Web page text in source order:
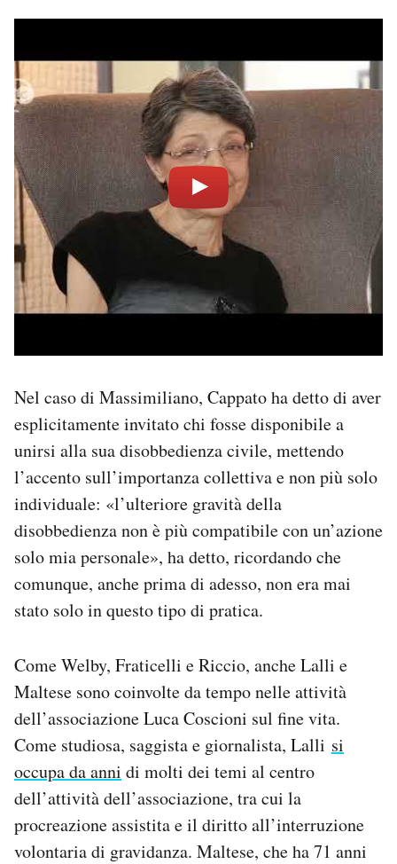
Nel caso di Massimiliano, Cappato ha detto di aver
esplicitamente invitato chi fosse disponibile a
unirsi alla sua disobbedienza civile, mettendo
l’accento sull’importanza collettiva e non più solo
individuale: «l’ulteriore gravità della
disobbedienza non è più compatibile con un’azione
solo mia personale», ha detto, ricordando che
comunque, anche prima di adesso, non era mai
stato solo in questo tipo di pratica.
Come Welby, Fraticelli e Riccio, anche Lalli e
Maltese sono coinvolte da tempo nelle attività
dell’associazione Luca Coscioni sul fine vita.
Come studiosa, saggista e giornalista, Lalli si
occupa da anni di molti dei temi al centro
dell’attività dell’associazione, tra cui la
procreazione assistita e il diritto all’interruzione
volontaria di gravidanza. Maltese, che ha 71 anni